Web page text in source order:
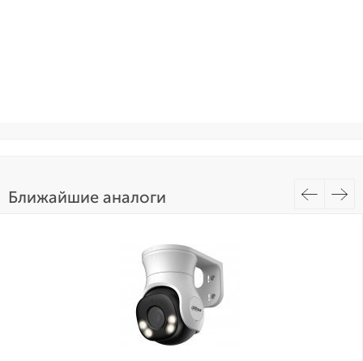
Ближайшие аналоги